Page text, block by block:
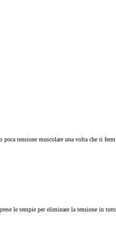
tensione muscolare una volta che ti
le tempie per eliminare la tensione